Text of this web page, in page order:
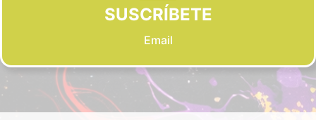
SUSCRÍBETE
Email